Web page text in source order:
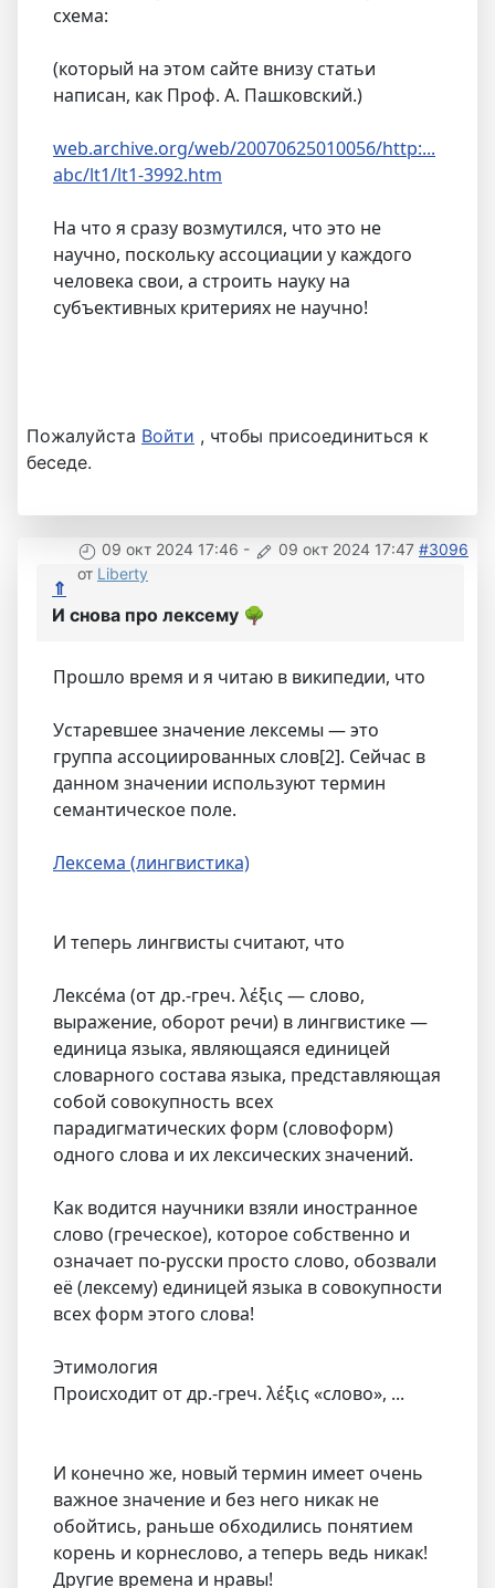
схема:
(который на этом сайте внизу статьи
написан, как Проф. А. Пашковский.)
web.archive.org/web/20070625010056/http:...
abc/lt1/lt1-3992.htm
На что я сразу возмутился, что это не
научно, поскольку ассоциации у каждого
человека свои, а строить науку на
субъективных критериях не научно!
Пожалуйста Войти , чтобы присоединиться к
беседе.
09 окт 2024 17:46 - 09 окт 2024 17:47 #3096
от Liberty
⇑
И снова про лексему 🌳
Прошло время и я читаю в википедии, что
Устаревшее значение лексемы — это
группа ассоциированных слов[2]. Сейчас в
данном значении используют термин
семантическое поле.
Лексема (лингвистика)
И теперь лингвисты считают, что
Лексе́ма (от др.-греч. λέξις — слово,
выражение, оборот речи) в лингвистике —
единица языка, являющаяся единицей
словарного состава языка, представляющая
собой совокупность всех
парадигматических форм (словоформ)
одного слова и их лексических значений.
Как водится научники взяли иностранное
слово (греческое), которое собственно и
означает по-русски просто слово, обозвали
её (лексему) единицей языка в совокупности
всех форм этого слова!
Этимология
Происходит от др.-греч. λέξις «слово», ...
И конечно же, новый термин имеет очень
важное значение и без него никак не
обойтись, раньше обходились понятием
корень и корнеслово, а теперь ведь никак!
Другие времена и нравы!